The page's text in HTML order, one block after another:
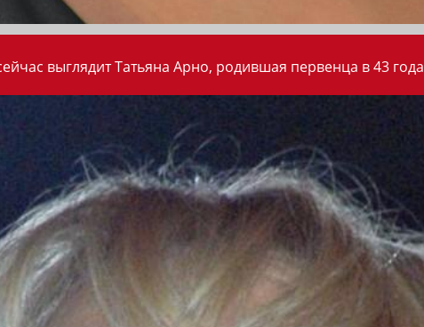
выглядит Татьяна Арно, родившая первенца в 43 года